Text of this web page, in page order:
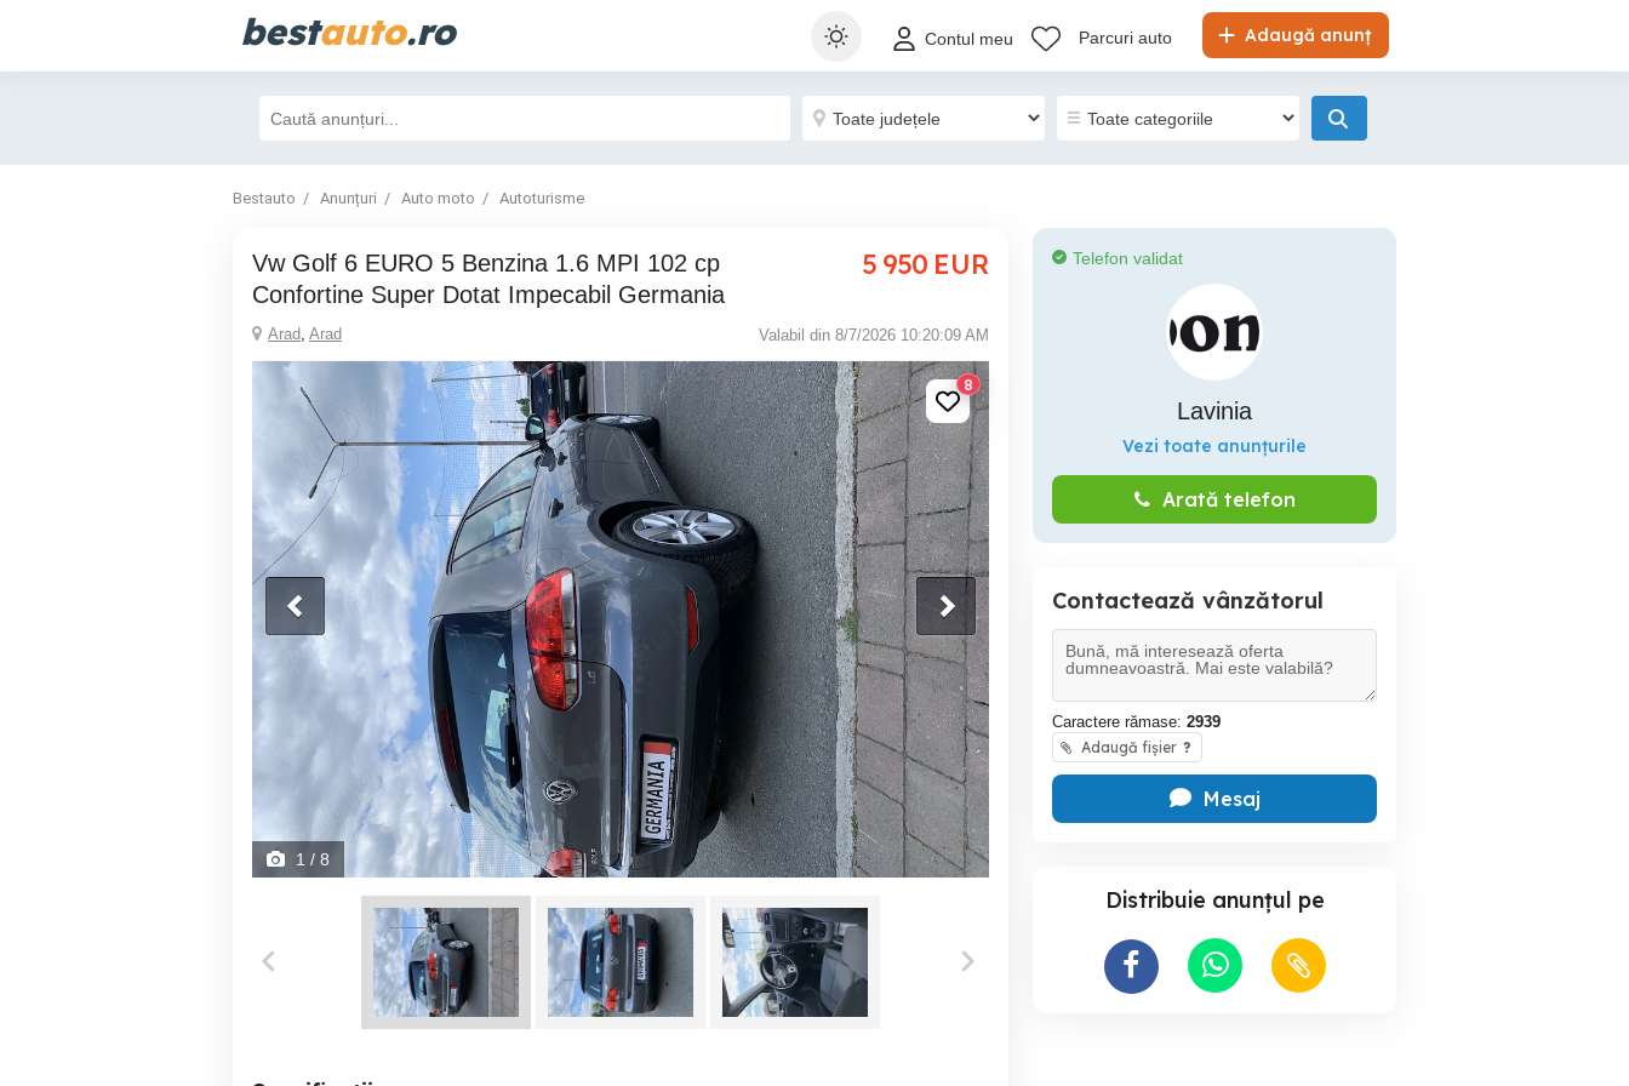
bestauto.ro Adaugă anunț
Contul meu Parcuri auto
Bestauto Anunțuri Auto moto Autoturisme
Vw Golf 6 EURO 5 Benzina 1.6 MPI 102 cp
Confortine Super Dotat Impecabil Germania
5 950 EUR
Arad, Arad Valabil din 8/7/2026 10:20:09 AM
8
1 / 8
Telefon validat
Lavinia
Vezi toate anunțurile
Arată telefon
Contactează vânzătorul
Caractere rămase: 2939
Adaugă fișier ?
Mesaj
Distribuie anunțul pe